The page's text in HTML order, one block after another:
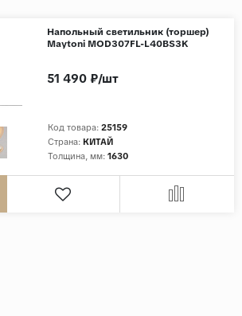
Напольный светильник (торшер)
Maytoni MOD307FL-L40BS3K
Код товара: 25159
Страна: КИТАЙ
Толщина, мм: 1630
51 490 ₽/шт